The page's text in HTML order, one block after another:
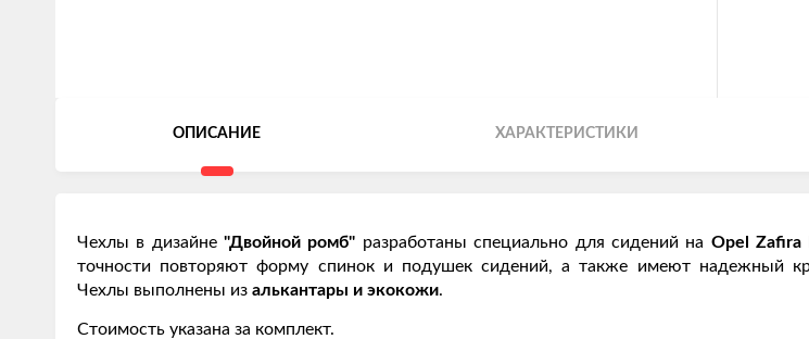
ОПИСАНИЕ ХАРАКТЕРИСТИКИ
Чехлы в дизайне"Двойной ромб" разработаны специально для сидений на Opel Zafira
точности повторяют форму спинок и подушек сидений, а также имеют надежный
Чехлы выполнены из алькантары и экокожи.
Стоимость указана за комплект.